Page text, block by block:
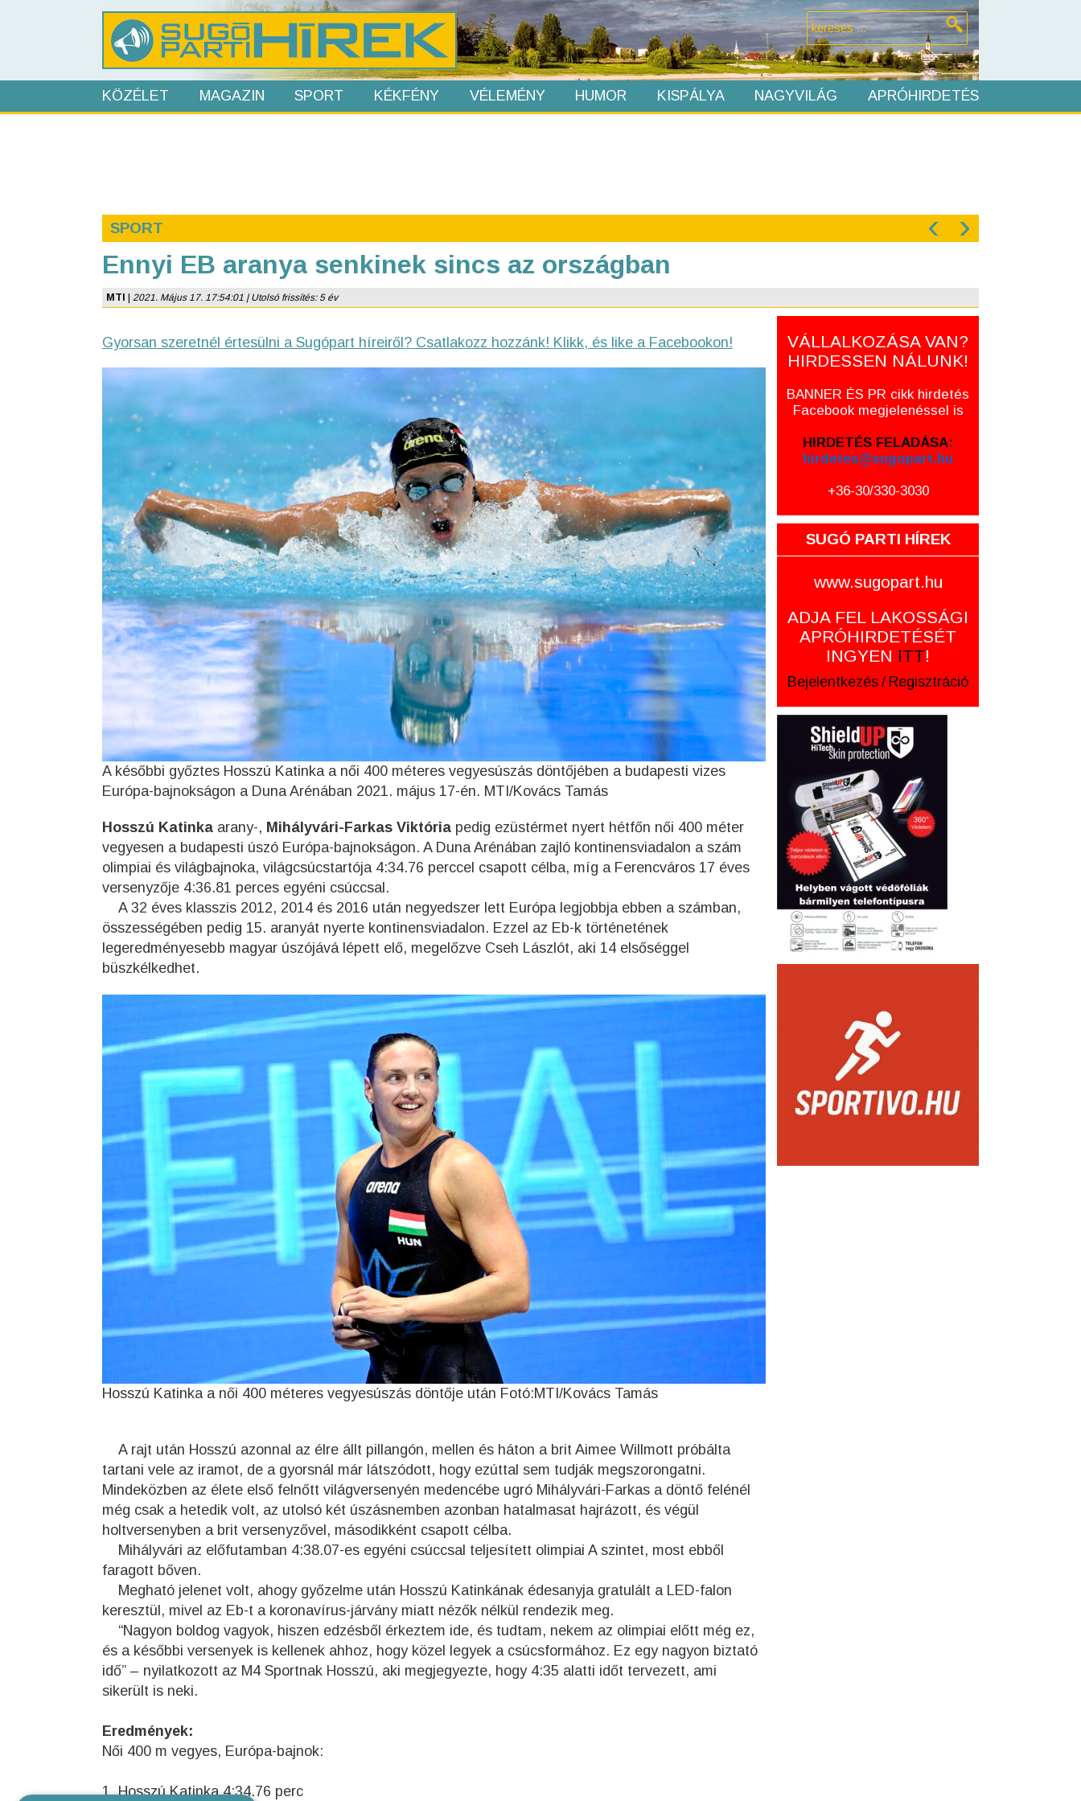
KÖZÉLET MAGAZIN SPORT KÉKFÉNY VÉLEMÉNY HUMOR KISPÁLYA NAGYVILÁG APRÓHIRDETÉS
SPORT ‹ ›
Ennyi EB aranya senkinek sincs az országban
MTI 2021. Május 17. 17:54:01 | Utolsó frissítés: 5 év
Gyorsan szeretnél értesülni a Sugópart híreiről? Csatlakozz hozzánk! Klikk, és like a Facebookon!
A későbbi győztes Hosszú Katinka a női 400 méteres vegyesúszás döntőjében a budapesti vizes
Európa-bajnokságon a Duna Arénában 2021. május 17-én. MTI/Kovács Tamás
Hosszú Katinka arany-, Mihályvári-Farkas Viktória pedig ezüstérmet nyert hétfőn női 400 méter
vegyesen a budapesti úszó Európa-bajnokságon. A Duna Arénában zajló kontinensviadalon a szám
olimpiai és világbajnoka, világcsúcstartója 4:34.76 perccel csapott célba, míg a Ferencváros 17 éves
versenyzője 4:36.81 perces egyéni csúccsal.
A 32 éves klasszis 2012, 2014 és 2016 után negyedszer lett Európa legjobbja ebben a számban,
összességében pedig 15. aranyát nyerte kontinensviadalon. Ezzel az Eb-k történetének
legeredményesebb magyar úszójává lépett elő, megelőzve Cseh Lászlót, aki 14 elsőséggel
büszkélkedhet.
Hosszú Katinka a női 400 méteres vegyesúszás döntője után Fotó:MTI/Kovács Tamás
A rajt után Hosszú azonnal az élre állt pillangón, mellen és háton a brit Aimee Willmott próbálta
tartani vele az iramot, de a gyorsnál már látszódott, hogy ezúttal sem tudják megszorongatni.
Mindeközben az élete első felnőtt világversenyén medencébe ugró Mihályvári-Farkas a döntő felénél
még csak a hetedik volt, az utolsó két úszásnemben azonban hatalmasat hajrázott, és végül
holtversenyben a brit versenyzővel, másodikként csapott célba.
Mihályvári az előfutamban 4:38.07-es egyéni csúccsal teljesített olimpiai A szintet, most ebből
faragott bőven.
Megható jelenet volt, ahogy győzelme után Hosszú Katinkának édesanyja gratulált a LED-falon
keresztül, mivel az Eb-t a koronavírus-járvány miatt nézők nélkül rendezik meg.
“Nagyon boldog vagyok, hiszen edzésből érkeztem ide, és tudtam, nekem az olimpiai előtt még ez,
és a későbbi versenyek is kellenek ahhoz, hogy közel legyek a csúcsformához. Ez egy nagyon biztató
idő” – nyilatkozott az M4 Sportnak Hosszú, aki megjegyezte, hogy 4:35 alatti időt tervezett, ami
sikerült is neki.
Eredmények:
Női 400 m vegyes, Európa-bajnok:
1. Hosszú Katinka 4:34.76 perc
VÁLLALKOZÁSA VAN?
HIRDESSEN NÁLUNK!
BANNER ÉS PR cikk hirdetés
Facebook megjelenéssel is
HIRDETÉS FELADÁSA:
hirdetes@sugopart.hu
+36-30/330-3030
SUGÓ PARTI HÍREK
www.sugopart.hu
ADJA FEL LAKOSSÁGI
APRÓHIRDETÉSÉT
INGYEN ITT!
Bejelentkezés / Regisztráció